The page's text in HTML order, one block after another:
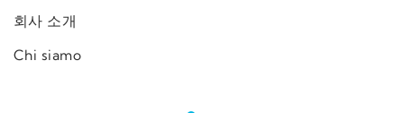
회사 소개
Chi siamo